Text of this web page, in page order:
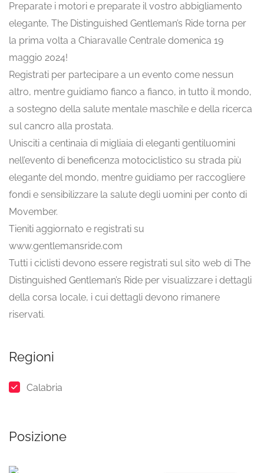
Preparate i motori e preparate il vostro abbigliamento
elegante, The Distinguished Gentleman’s Ride torna per
la prima volta a Chiaravalle Centrale domenica 19
maggio 2024!
Registrati per partecipare a un evento come nessun
altro, mentre guidiamo fianco a fianco, in tutto il mondo,
a sostegno della salute mentale maschile e della ricerca
sul cancro alla prostata.
Unisciti a centinaia di migliaia di eleganti gentiluomini
nell’evento di beneficenza motociclistico su strada più
elegante del mondo, mentre guidiamo per raccogliere
fondi e sensibilizzare la salute degli uomini per conto di
Movember.
Tieniti aggiornato e registrati su
www.gentlemansride.com
Tutti i ciclisti devono essere registrati sul sito web di The
Distinguished Gentleman’s Ride per visualizzare i dettagli
della corsa locale, i cui dettagli devono rimanere
riservati.
Regioni
Calabria
Posizione